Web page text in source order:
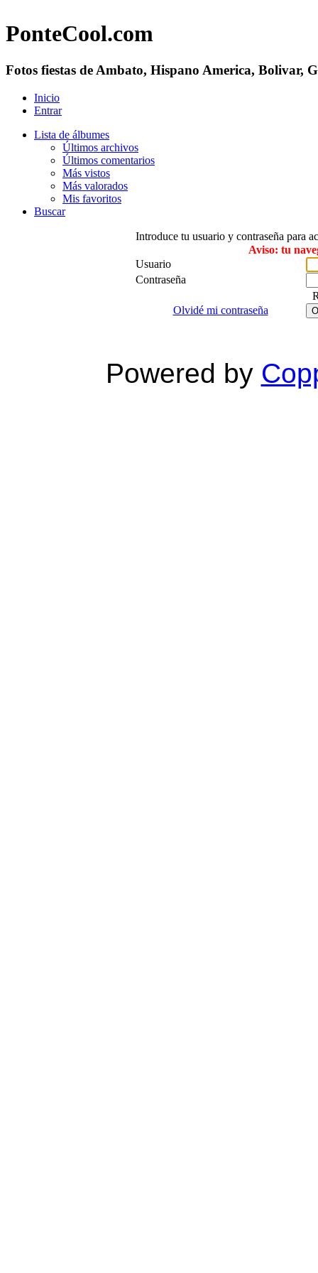
PonteCool.com
Fotos fiestas de Ambato, Hispano America, Bolivar,
Inicio
Entrar
Lista de álbumes
Últimos archivos
Últimos comentarios
Más vistos
Más valorados
Mis favoritos
Buscar
Introduce tu usuario y contraseña para
Aviso: tu
Usuario
Contraseña
Olvidé mi contraseña
Powered by